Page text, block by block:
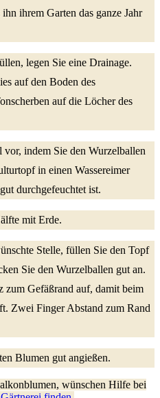
ihrem Garten das ganze Jahr
legen Sie eine Drainage.
auf den Boden des
auf die Löcher des
indem Sie den Wurzelballen
in einen Wassereimer
durchgefeuchtet ist.
mit Erde.
Stelle, füllen Sie den Topf
Sie den Wurzelballen gut an.
zum Gefäßrand auf, damit beim
Zwei Finger Abstand zum Rand
Blumen gut angießen.
wünschen Hilfe bei